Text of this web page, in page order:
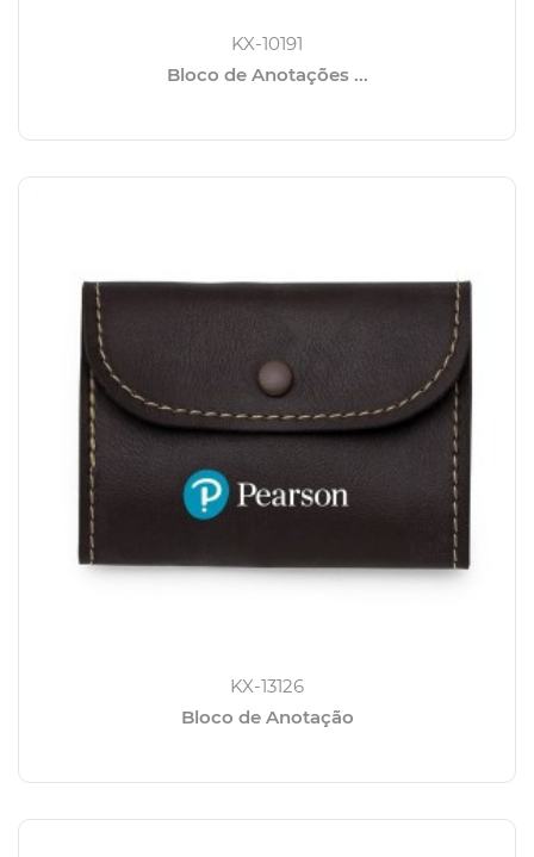
KX-10191
Bloco de Anotações ...
KX-13126
Bloco de Anotação